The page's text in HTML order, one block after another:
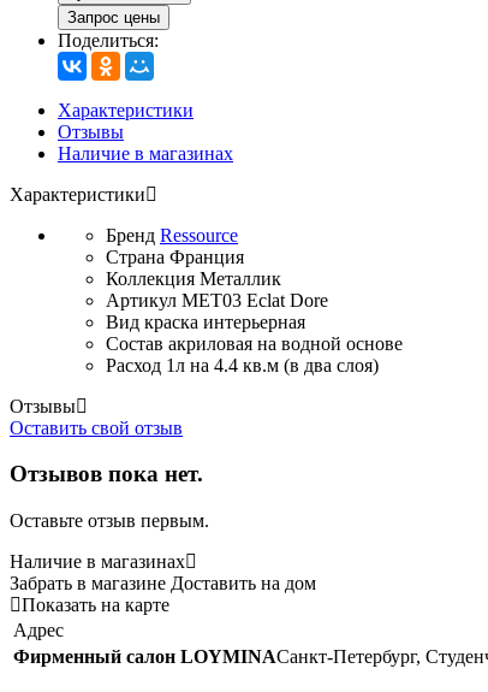
Запрос цены
Поделиться:
Характеристики
Отзывы
Наличие в магазинах
Характеристики
Бренд Ressource
Страна Франция
Коллекция Металлик
Артикул MET03 Eclat Dore
Вид краска интерьерная
Состав акриловая на водной основе
Расход 1л на 4.4 кв.м (в два слоя)
Отзывы
Оставить свой отзыв
Отзывов пока нет.
Оставьте отзыв первым.
Наличие в магазинах
Забрать в магазине Доставить на дом
Показать на карте
Адрес
Фирменный салон LOYMINAСанкт-Петербург,